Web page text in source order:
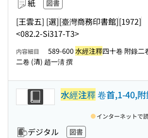
紙 図書
[王雲五] [選][臺灣商務印書館][1972]
<082.2-Si317-T3>
内容細目 589-600 水經注釋四十卷 附錄二
二卷 (清) 趙一淸 撰
水經注釋卷首,1-40,
デジタル 図書
インターネットで